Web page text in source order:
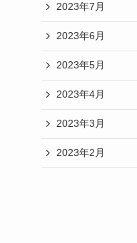
2023年7月
2023年6月
2023年5月
2023年4月
2023年3月
2023年2月